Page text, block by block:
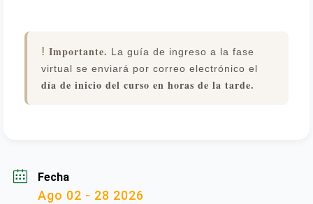
! Importante. La guía de ingreso a la fase
virtual se enviará por correo electrónico el
día de inicio del curso en horas de la tarde.
Fecha
Ago 02 - 28 2026